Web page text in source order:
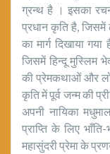
ग्रन्थ है । इसका
प्रधान कृति है,
का मार्ग दिखाया
जिसमें हिन्दू मुस्लिम
की प्रेमकथाओं और
कृति में पूर्व जन्म की
अपनी नायिका
प्राप्ति के लिए
महासुंदरी प्रेमा के